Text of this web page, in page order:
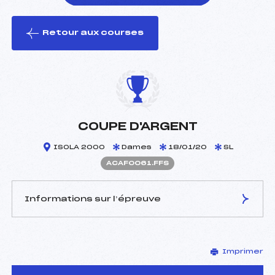
le ski
Retour aux courses
COUPE D'ARGENT
ISOLA 2000 Dames 18/01/20 SL
ACAF0061.FFS
Informations sur l’épreuve
RAYBAUD PAUL (CA)
Arbitre :
PASTOR JACQUES (MO)
Imprimer